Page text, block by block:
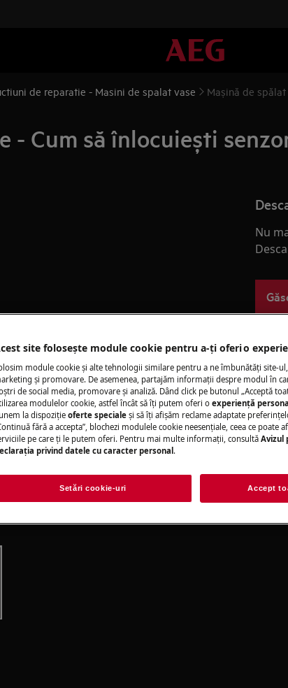
de reparatie - Masini de spalat vase Mașină de
- Cum să înlocuiești
din manualul de utilizare al
reparație sau întreținere.
întreținere, dezactivați aparatul și
Nu
Ai o
nu o
ul
site folosește module cookie pentru a-ţi oferi o
module cookie și alte tehnologii similare pentru a ne îmbunătăţi site-
și promovare. De asemenea, partajăm informaţii despre modul în
de social media, promovare și analiză. Dând click pe butonul „Acceptă
modulelor cookie, astfel încât să îţi putem oferi o experienţă
la dispoziţieoferte speciale și să îţi afișăm reclame adaptate
fără a accepta”, blochezi modulele cookie neesenţiale, ceea ce poate
pe care ţi le putem oferi. Pentru mai multe informaţii, consultă Avizul
privind datele cu caracter personal .
Setări cookie-uri Accept